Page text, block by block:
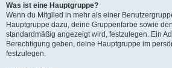
Was ist eine Hauptgruppe?
Wenn du Mitglied in mehr als einer
Hauptgruppe dazu, deine Gruppenfarbe sowie
standardmäßig angezeigt wird, festzulegen. Ein
Berechtigung geben, deine Hauptgruppe im
festzulegen.